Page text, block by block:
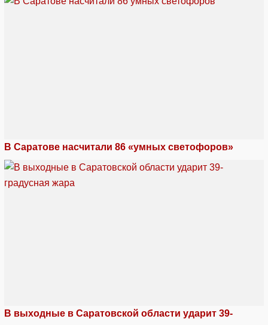
В Саратове насчитали 86 «умных светофоров»
В выходные в Саратовской области ударит 39-